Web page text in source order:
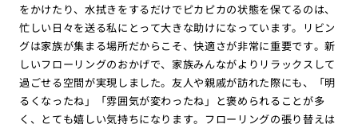
をかけたり、水拭きをするだけでピカピカの状態を保てるのは、
忙しい日々を送る私にとって大きな助けになっています。リビン
グは家族が集まる場所だからこそ、快適さが非常に重要です。新
しいフローリングのおかげで、家族みんながよりリラックスして
過ごせる空間が実現しました。友人や親戚が訪れた際にも、「明
るくなったね」「雰囲気が変わったね」と褒められることが多
く、とても嬉しい気持ちになります。フローリングの張り替えは